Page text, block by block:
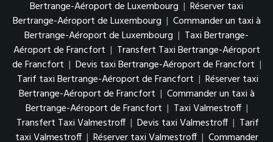
Bertrange-Aéroport de Luxembourg | Réserver taxi
Bertrange-Aéroport de Luxembourg | Commander un taxi à
Bertrange-Aéroport de Luxembourg | Taxi Bertrange-
Aéroport de Francfort | Transfert Taxi Bertrange-Aéroport
de Francfort | Devis taxi Bertrange-Aéroport de Francfort |
Tarif taxi Bertrange-Aéroport de Francfort | Réserver taxi
Bertrange-Aéroport de Francfort | Commander un taxi à
Bertrange-Aéroport de Francfort | Taxi Valmestroff |
Transfert Taxi Valmestroff | Devis taxi Valmestroff | Tarif
taxi Valmestroff | Réserver taxi Valmestroff | Commander